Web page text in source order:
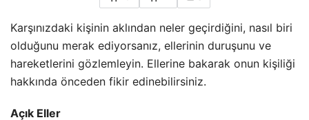
Karşınızdaki kişinin aklından neler geçirdiğini, nasıl biri
olduğunu merak ediyorsanız, ellerinin duruşunu ve
hareketlerini gözlemleyin. Ellerine bakarak onun kişiliği
hakkında önceden fikir edinebilirsiniz.
Açık Eller